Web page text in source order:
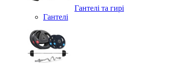
Гантелі та гирі
Гантелі